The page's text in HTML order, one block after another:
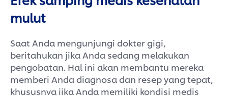
mulut
Saat Anda mengunjungi dokter gigi,
beritahukan jika Anda sedang melakukan
pengobatan. Hal ini akan membantu mereka
memberi Anda diagnosa dan resep yang tepat,
khususnya jika Anda memiliki kondisi medis